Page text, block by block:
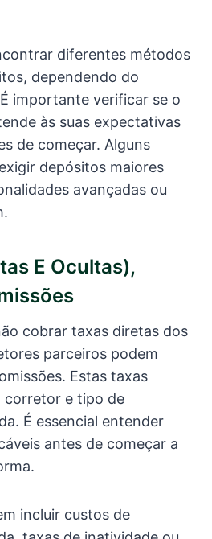
diferentes métodos
dependendo do
importante verificar se o
às suas expectativas
de começar. Alguns
depósitos maiores
avançadas ou
E Ocultas),
cobrar taxas diretas dos
parceiros podem
Estas taxas
corretor e tipo de
É essencial entender
antes de começar a
incluir custos de